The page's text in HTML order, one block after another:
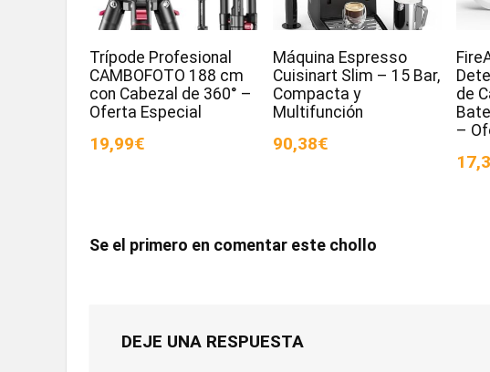
Trípode Profesional
CAMBOFOTO 188 cm
con Cabezal de 360° –
Oferta Especial
19,99€
Máquina Espresso
Cuisinart Slim – 15 Bar,
Compacta y
Multifunción
90,38€
de
–
Se el primero en comentar este chollo
DEJE UNA RESPUESTA